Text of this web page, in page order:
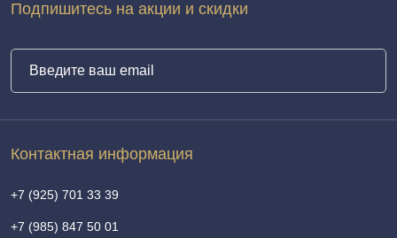
Контактная информация
+7 (925) 701 33 39
+7 (985) 847 50 01
Подпишитесь на акции и скидки